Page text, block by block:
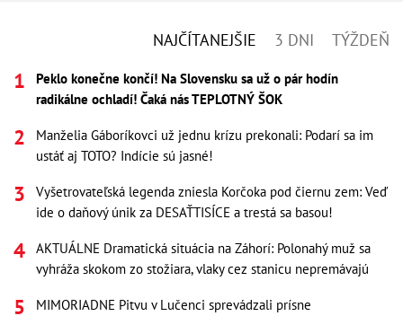
NAJČÍTANEJŠIE 3 DNI TÝŽDEŇ
Peklo konečne končí! Na Slovensku sa už o pár hodín
radikálne ochladí! Čaká nás TEPLOTNÝ ŠOK
Manželia Gáboríkovci už jednu krízu prekonali: Podarí sa im
ustáť aj TOTO? Indície sú jasné!
Vyšetrovateľská legenda zniesla Korčoka pod čiernu zem: Veď
ide o daňový únik za DESAŤTISÍCE a trestá sa basou!
AKTUÁLNE Dramatická situácia na Záhorí: Polonahý muž sa
vyhráža skokom zo stožiara, vlaky cez stanicu nepremávajú
MIMORIADNE Pitvu v Lučenci sprevádzali prísne